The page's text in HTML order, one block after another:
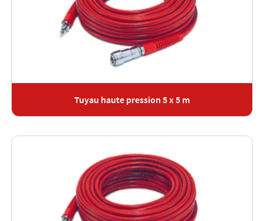
Tuyau haute pression 5 x 5 m